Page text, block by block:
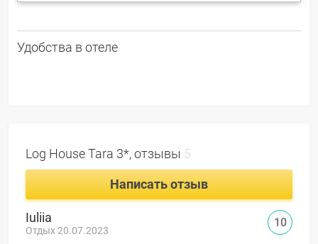
Удобства в отеле
Log House Tara 3*, отзывы 5
Написать отзыв
Iuliia
Отдых 20.07.2023
10